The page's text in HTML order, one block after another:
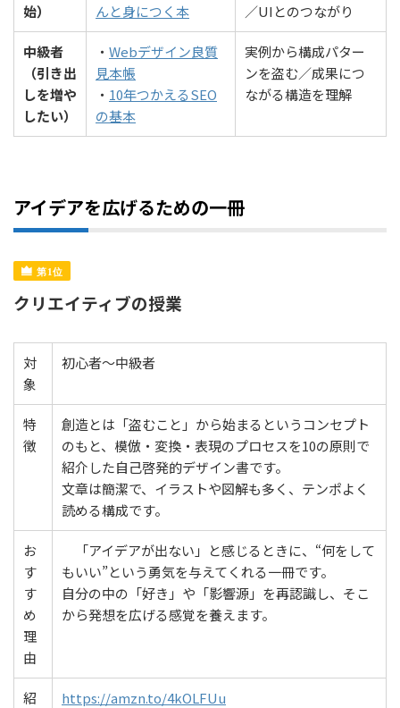
始）
んと身につく本
／UIとのつながり
中級者
（引き出
しを増や
したい）
・ Webデザイン良質
見本帳
・ 10年つかえるSEO
の基本
実例から構成パター
ンを盗む／成果につ
ながる構造を理解
アイデアを広げるための一冊
クリエイティブの授業
対
象
初心者〜中級者
特
徴
創造とは「盗むこと」から始まるというコンセプト
のもと、模倣・変換・表現のプロセスを10の原則で
紹介した自己啓発的デザイン書です。
文章は簡潔で、イラストや図解も多く、テンポよく
読める構成です。
お
す
す
め
理
由
「アイデアが出ない」と感じるときに、“何をして
もいい”という勇気を与えてくれる一冊です。
自分の中の「好き」や「影響源」を再認識し、そこ
から発想を広げる感覚を養えます。
紹
https://amzn.to/4kOLFUu